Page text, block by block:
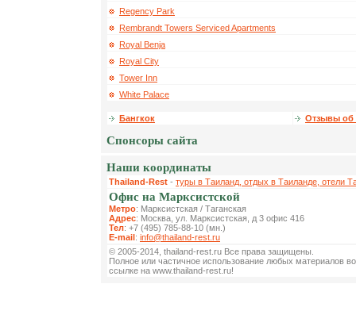
Regency Park
Rembrandt Towers Serviced Apartments
Royal Benja
Royal City
Tower Inn
White Palace
Бангкок Отзывы об
Спонсоры сайта
Наши координаты
Thailand-Rest - туры в Таиланд, отдых в Таиланде, отели
Офис на Марксистской
Метро: Марксистская / Таганская
Адрес: Москва, ул. Марксистская, д 3 офис 416
Тел: +7 (495) 785-88-10 (мн.)
E-mail: info@thailand-rest.ru
© 2005-2014, thailand-rest.ru Все права защищены.
Полное или частичное использование любых материалов
ссылке на www.thailand-rest.ru!